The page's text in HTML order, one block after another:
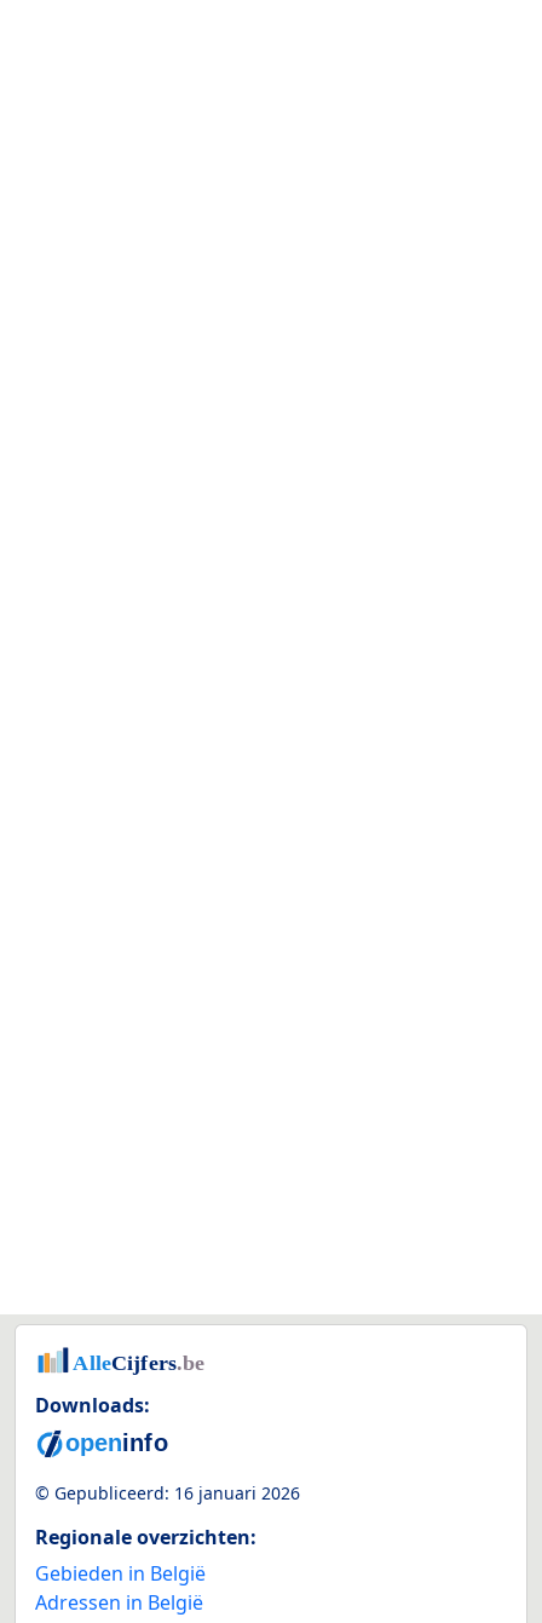
Downloads:
© Gepubliceerd: 16 januari 2026
Regionale overzichten:
Gebieden in België
Adressen in België